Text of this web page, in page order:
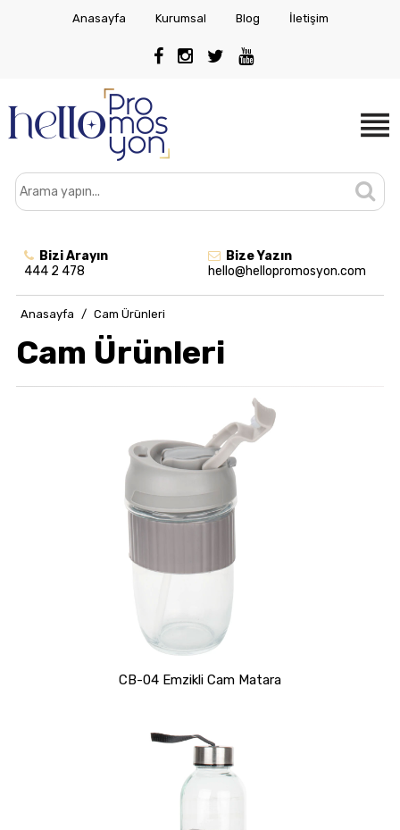
Anasayfa Kurumsal Blog İletişim
Bizi Arayın
444 2 478
Bize Yazın
hello@hellopromosyon.com
Anasayfa / Cam Ürünleri
Cam Ürünleri
CB-04 Emzikli Cam Matara